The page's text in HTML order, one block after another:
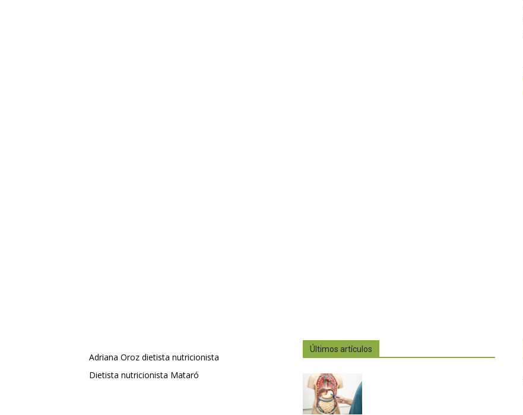
Adriana Oroz dietista nutricionista
Dietista nutricionista Mataró
Últimos artículos